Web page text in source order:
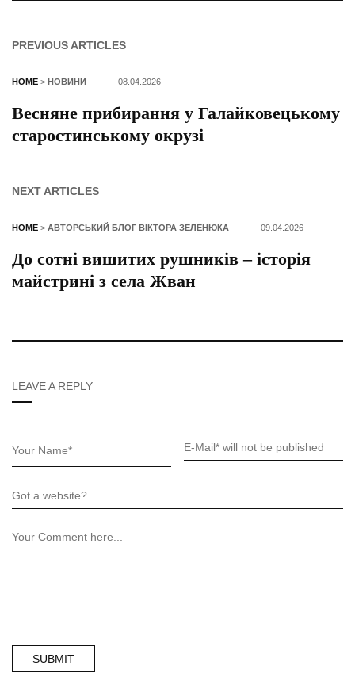
PREVIOUS ARTICLES
HOME > НОВИНИ 08.04.2026
Весняне прибирання у Галайковецькому
старостинському окрузі
NEXT ARTICLES
HOME > АВТОРСЬКИЙ БЛОГ ВІКТОРА ЗЕЛЕНЮКА 09.04.2026
До сотні вишитих рушників – історія
майстрині з села Жван
LEAVE A REPLY